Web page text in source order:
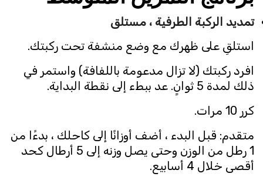
تمديد الركبة الطرفية ، مستلق
استلقِ على ظهرك مع وضع منشفة تحت ركبتك.
افرد ركبتك (لا تزال مدعومة باللفافة) واستمر في
ذلك لمدة 5 ثوانٍ. عد ببطء إلى نقطة البداية.
كرر 10 مرات.
متقدم: قبل البدء ، أضف أوزانًا إلى كاحلك ، بدءًا من
1 رطل من الوزن وحتى يصل وزنه إلى 5 أرطال كحد
أقصى خلال 4 أسابيع.